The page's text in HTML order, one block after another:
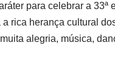
para celebrar a 33ª
rica herança cultural
alegria, música,